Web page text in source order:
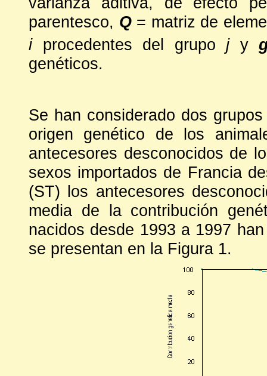
parentesco, Q= matriz de
iprocedentes del grupojy
genéticos.
Se han considerado dos
origen genético de los
antecesores desconocidos de
sexos importados de Francia
(ST) los antecesores
media de la contribución
nacidos desde 1993 a 1997
se presentan en la Figura 1.